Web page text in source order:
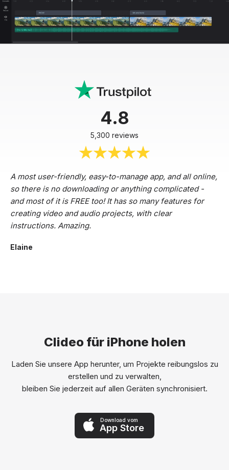
4.8
5,300 reviews
A most user-friendly, easy-to-manage app, and all online,
so there is no downloading or anything complicated -
and most of it is FREE too! It has so many features for
creating video and audio projects, with clear
instructions. Amazing.
Elaine
Clideo für iPhone holen
Laden Sie unsere App herunter, um Projekte reibungslos zu
erstellen und zu verwalten,
bleiben Sie jederzeit auf allen Geräten synchronisiert.
Download vom
App Store